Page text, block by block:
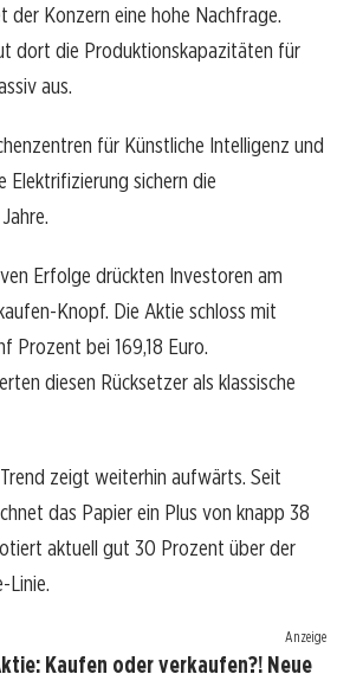
der Konzern eine hohe Nachfrage.
dort die Produktionskapazitäten für
aus.
für Künstliche Intelligenz und
Elektrifizierung sichern die
Erfolge drückten Investoren am
Knopf. Die Aktie schloss mit
Prozent bei 169,18 Euro.
diesen Rücksetzer als klassische
zeigt weiterhin aufwärts. Seit
das Papier ein Plus von knapp 38
aktuell gut 30 Prozent über der
Linie.
Anzeige
Kaufen oder verkaufen?! Neue